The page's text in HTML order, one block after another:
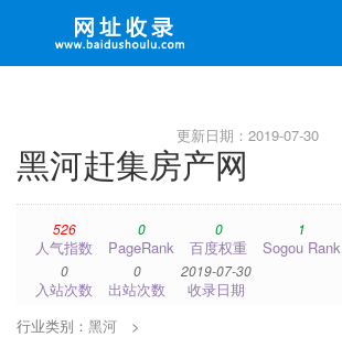
更新日期：2019-07-30
黑河赶集房产网
526
人气指数
0
PageRank
0
百度权重
1
Sogou Rank
0
入站次数
0
出站次数
2019-07-30
收录日期
行业类别： 黑河
>